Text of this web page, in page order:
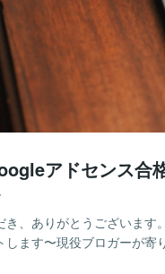
アドセンス合
き、ありがとうございま
します〜現役ブロガーが寄